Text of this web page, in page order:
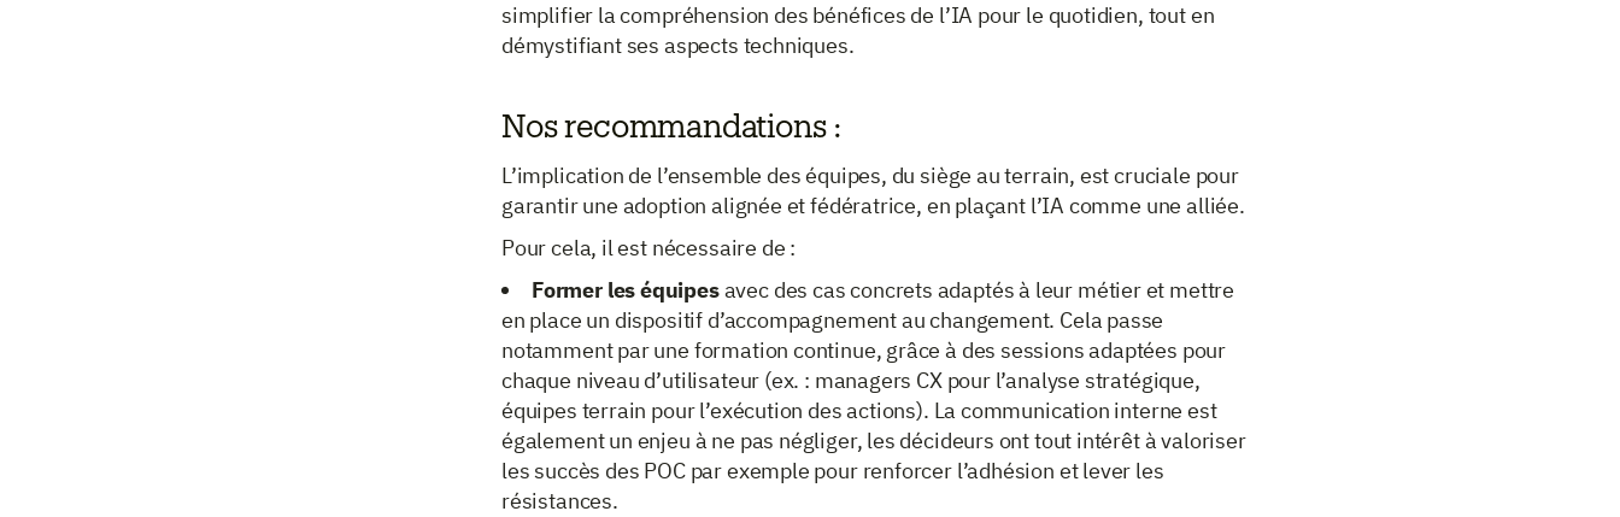
simplifier la compréhension des bénéfices de l’IA pour le quotidien, tout en
démystifiant ses aspects techniques.
Nos recommandations :
L’implication de l’ensemble des équipes, du siège au terrain, est cruciale pour
garantir une adoption alignée et fédératrice, en plaçant l’IA comme une alliée.
Pour cela, il est nécessaire de :
Former les équipesavec des cas concrets adaptés à leur métier et mettre
en place un dispositif d’accompagnement au changement. Cela passe
notamment par une formation continue, grâce à des sessions adaptées pour
chaque niveau d’utilisateur (ex. : managers CX pour l’analyse stratégique,
équipes terrain pour l’exécution des actions). La communication interne est
également un enjeu à ne pas négliger, les décideurs ont tout intérêt à valoriser
les succès des POC par exemple pour renforcer l’adhésion et lever les
résistances.